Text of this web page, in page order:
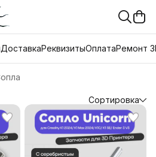
ДоставкаРеквизитыОплатаРемонт
Сортировка